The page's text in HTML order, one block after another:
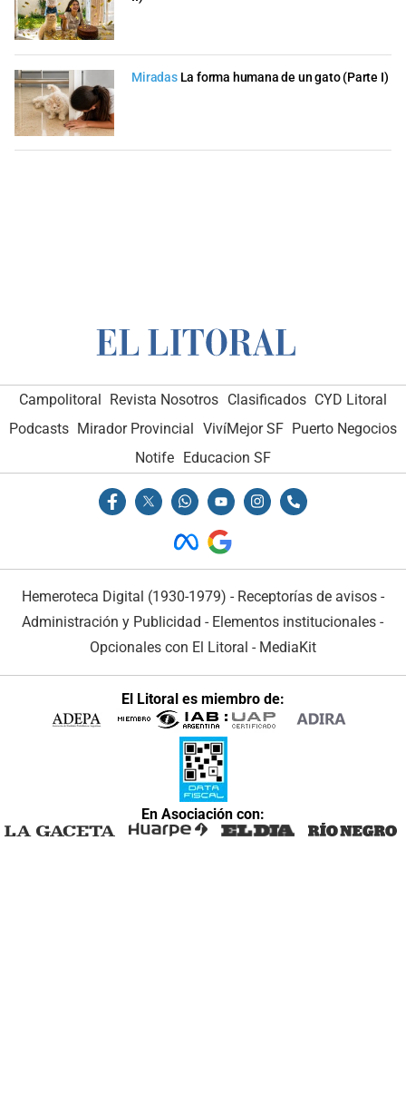
Miradas La forma humana de un gato (Parte I)
Campolitoral Revista Nosotros Clasificados CYD Litoral
Podcasts Mirador Provincial VivíMejor SF Puerto Negocios
Notife Educacion SF
Hemeroteca Digital (1930-1979) - Receptorías de avisos -
Administración y Publicidad - Elementos institucionales -
Opcionales con El Litoral - MediaKit
El Litoral es miembro de:
En Asociación con: